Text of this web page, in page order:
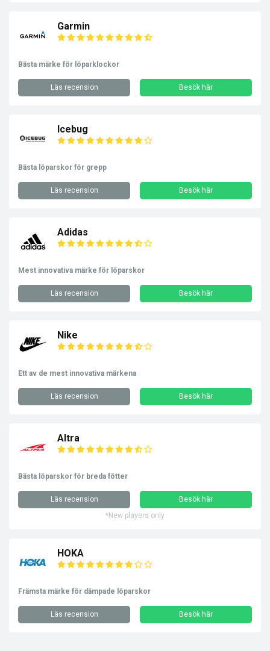
Garmin
Bästa märke för löparklockor
Läs recension Besök här
Icebug
Bästa löparskor för grepp
Läs recension Besök här
Adidas
Mest innovativa märke för löparskor
Läs recension Besök här
Nike
Ett av de mest innovativa märkena
Läs recension Besök här
Altra
Bästa löparskor för breda fötter
Läs recension
Besök här
*New players only
HOKA
Främsta märke för dämpade löparskor
Läs recension Besök här